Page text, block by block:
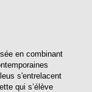
en combinant
s'entrelacent
qui s’élève